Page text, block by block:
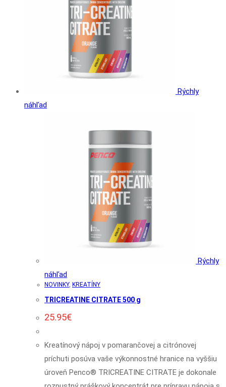
Rýchly
náhľad
Rýchly
náhľad
NOVINKY, KREATÍNY
TRICREATINE CITRATE 500 g
25.95€
Kreatínový nápoj v pomarančovej a citrónovej
príchuti posúva vaše výkonnostné hranice na vyššiu
úroveň Penco® TRICREATINE CITRATE je dokonale